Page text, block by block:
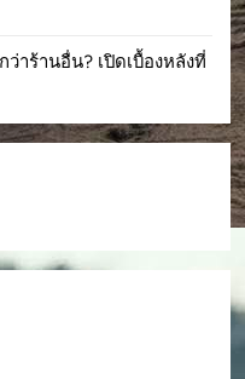
าร้านอื่น? เปิดเบื้องหลังที่